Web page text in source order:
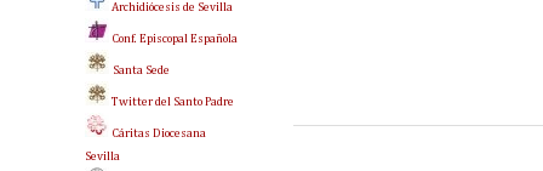
Archidiócesis de Sevilla
Conf. Episcopal Española
Santa Sede
Twitter del Santo Padre
Cáritas Diocesana
Sevilla